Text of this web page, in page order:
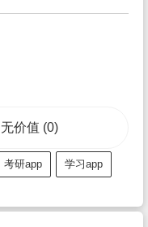
无价值 (0)
考研app 学习app